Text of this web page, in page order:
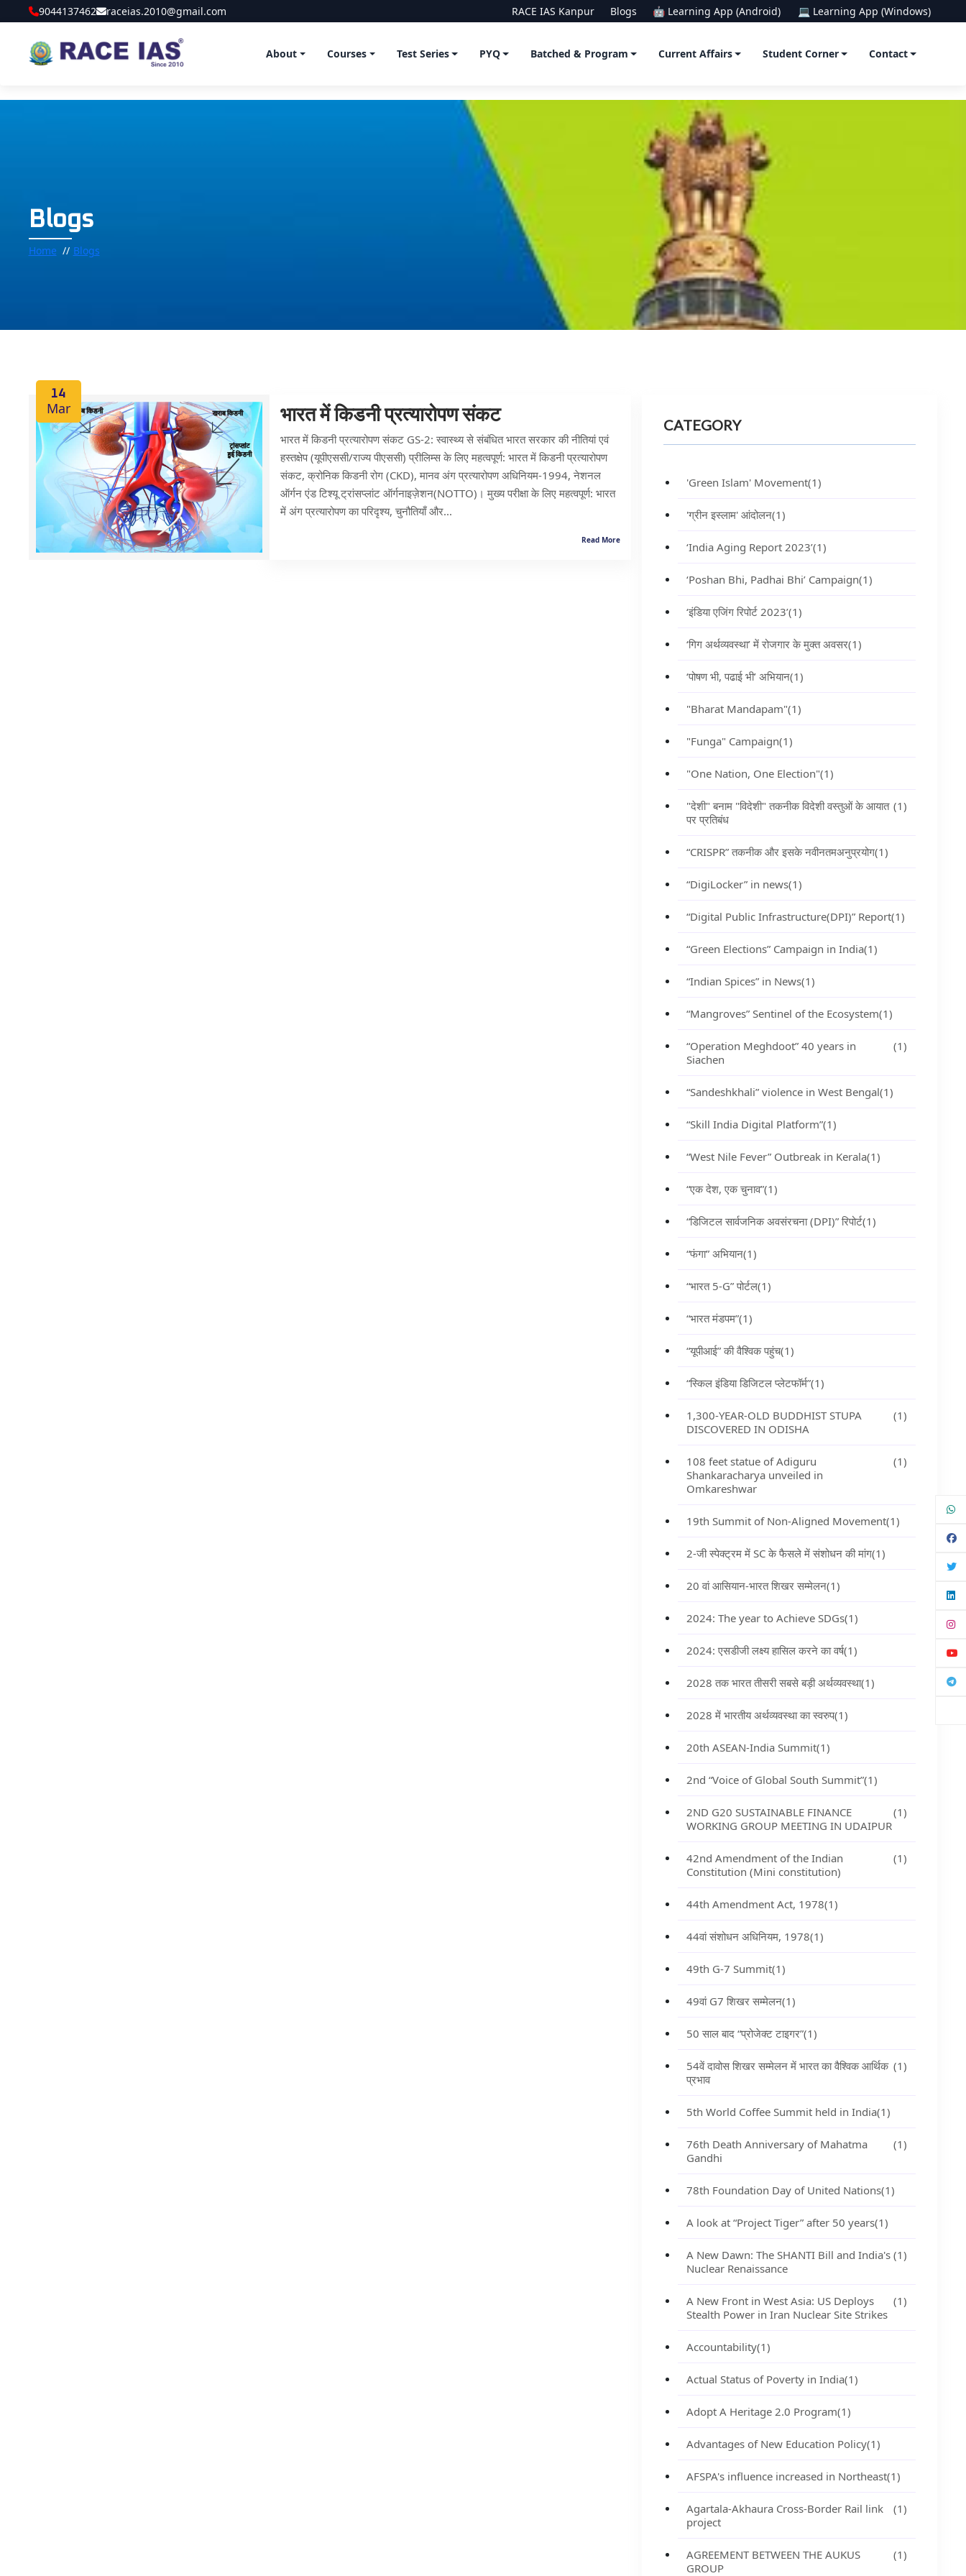
9044137462 raceias.2010@gmail.com RACE IAS Kanpur Blogs 🤖 Learning App (Android) 💻 Learning App (Windows)
About Courses Test Series PYQ Batched & Program Current Affairs Student Corner Contact
Blogs
Home Blogs
14
Mar भारत में किडनी प्रत्यारोपण संकट
भारत में किडनी प्रत्यारोपण संकट GS-2: स्वास्थ्य से संबंधित भारत सरकार की नीतियां एवं
हस्तक्षेप (यूपीएससी/राज्य पीएससी) प्रीलिम्स के लिए महत्वपूर्ण: भारत में किडनी प्रत्यारोपण
संकट, क्रोनिक किडनी रोग (CKD), मानव अंग प्रत्यारोपण अधिनियम-1994, नेशनल
ऑर्गन एंड टिश्यू ट्रांसप्लांट ऑर्गनाइज़ेशन(NOTTO)। मुख्य परीक्षा के लिए महत्वपूर्ण: भारत
में अंग प्रत्यारोपण का परिदृश्य, चुनौतियाँ और...
Read More
CATEGORY
'Green Islam' Movement(1)
'ग्रीन इस्लाम' आंदोलन(1)
‘India Aging Report 2023’(1)
‘Poshan Bhi, Padhai Bhi’ Campaign(1)
‘इंडिया एजिंग रिपोर्ट 2023’(1)
‘गिग अर्थव्यवस्था’ में रोजगार के मुक्त अवसर(1)
‘पोषण भी, पढाई भी’ अभियान(1)
"Bharat Mandapam"(1)
"Funga" Campaign(1)
"One Nation, One Election"(1)
"देशी" बनाम "विदेशी" तकनीक विदेशी वस्तुओं के आयात
पर प्रतिबंध
(1)
“CRISPR” तकनीक और इसके नवीनतमअनुप्रयोग(1)
“DigiLocker” in news(1)
“Digital Public Infrastructure(DPI)” Report(1)
“Green Elections” Campaign in India(1)
“Indian Spices” in News(1)
“Mangroves” Sentinel of the Ecosystem(1)
“Operation Meghdoot” 40 years in
Siachen
(1)
“Sandeshkhali” violence in West Bengal(1)
“Skill India Digital Platform”(1)
“West Nile Fever” Outbreak in Kerala(1)
“एक देश, एक चुनाव”(1)
“डिजिटल सार्वजनिक अवसंरचना (DPI)” रिपोर्ट(1)
“फंगा” अभियान(1)
“भारत 5-G” पोर्टल(1)
“भारत मंडपम”(1)
“यूपीआई” की वैश्विक पहुंच(1)
“स्किल इंडिया डिजिटल प्लेटफॉर्म”(1)
1,300-YEAR-OLD BUDDHIST STUPA
DISCOVERED IN ODISHA
(1)
108 feet statue of Adiguru
Shankaracharya unveiled in
Omkareshwar
(1)
19th Summit of Non-Aligned Movement(1)
2-जी स्पेक्ट्रम में SC के फैसले में संशोधन की मांग(1)
20 वां आसियान-भारत शिखर सम्मेलन(1)
2024: The year to Achieve SDGs(1)
2024: एसडीजी लक्ष्य हासिल करने का वर्ष(1)
2028 तक भारत तीसरी सबसे बड़ी अर्थव्यवस्था(1)
2028 में भारतीय अर्थव्यवस्था का स्वरुप(1)
20th ASEAN-India Summit(1)
2nd “Voice of Global South Summit”(1)
2ND G20 SUSTAINABLE FINANCE
WORKING GROUP MEETING IN UDAIPUR
(1)
42nd Amendment of the Indian
Constitution (Mini constitution)
(1)
44th Amendment Act, 1978(1)
44वां संशोधन अधिनियम, 1978(1)
49th G-7 Summit(1)
49वां G7 शिखर सम्मेलन(1)
50 साल बाद “प्रोजेक्ट टाइगर”(1)
54वें दावोस शिखर सम्मेलन में भारत का वैश्विक आर्थिक
प्रभाव
(1)
5th World Coffee Summit held in India(1)
76th Death Anniversary of Mahatma
Gandhi
(1)
78th Foundation Day of United Nations(1)
A look at “Project Tiger” after 50 years(1)
A New Dawn: The SHANTI Bill and India's
Nuclear Renaissance
(1)
A New Front in West Asia: US Deploys
Stealth Power in Iran Nuclear Site Strikes
(1)
Accountability(1)
Actual Status of Poverty in India(1)
Adopt A Heritage 2.0 Program(1)
Advantages of New Education Policy(1)
AFSPA's influence increased in Northeast(1)
Agartala-Akhaura Cross-Border Rail link
project
(1)
AGREEMENT BETWEEN THE AUKUS
GROUP
(1)